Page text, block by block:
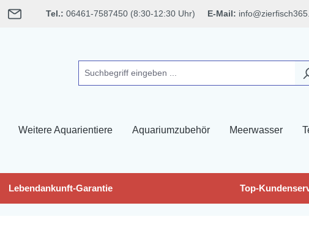
Tel.: 06461-7587450 (8:30-12:30 Uhr) E-Mail:
Weitere Aquarientiere Aquariumzubehör Meerwasser
Lebendankunft-Garantie Top-